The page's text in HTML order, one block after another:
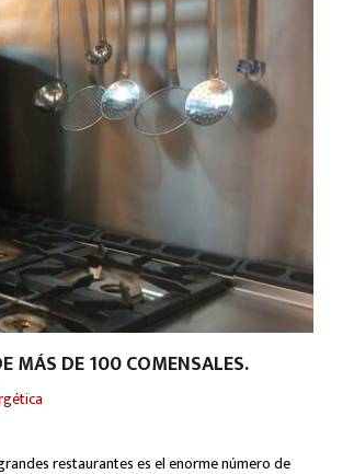
MÁS DE 100 COMENSALES.
restaurantes es el enorme número de